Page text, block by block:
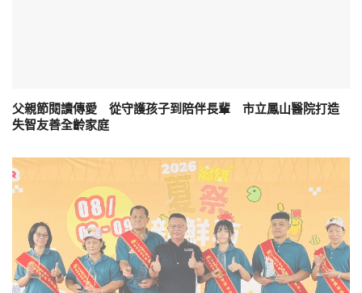
父親節閱讀傳愛 從守護孩子到陪伴長輩 市立鳳山醫院打造
失智友善全齡家庭